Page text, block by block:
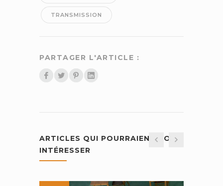
TRANSMISSION
PARTAGER L'ARTICLE :
ARTICLES QUI POURRAIENT VOUS
INTÉRESSER